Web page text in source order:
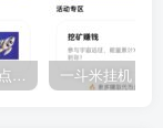
一斗米《视频号》点赞赚钱，马上大爆发